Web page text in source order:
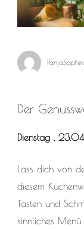
Der
Dienstag ,
Lass dich von
diesem
Tasten und
sinnliches